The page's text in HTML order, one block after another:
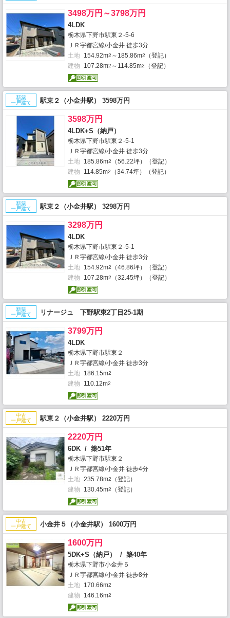
3498万円～3798万円
4LDK
栃木県下野市駅東２-5-6
ＪＲ宇都宮線/小金井 徒歩3分
土地 154.92m2 ～185.86m2
（登記）
建物
107.28m2 ～114.85m2 （登記）
新築
一戸建て
駅東２（小金井駅） 3598万円
3598万円
4LDK+S（納戸）
栃木県下野市駅東２-5-1
ＪＲ宇都宮線/小金井 徒歩3分
土地 185.86m2
（56.22坪）（登記）
建物
114.85m2 （34.74坪）（登記）
新築
一戸建て
駅東２（小金井駅） 3298万円
3298万円
4LDK
栃木県下野市駅東２-5-1
ＪＲ宇都宮線/小金井 徒歩3分
土地 154.92m2
（46.86坪）（登記）
建物
107.28m2 （32.45坪）（登記）
新築
一戸建て
リナージュ 下野駅東2丁目25-1期
3799万円
4LDK
栃木県下野市駅東２
ＪＲ宇都宮線/小金井 徒歩3分
土地 186.15m2
建物 110.12m2
中古
一戸建て
駅東２（小金井駅） 2220万円
2220万円
6DK / 築51年
栃木県下野市駅東２
ＪＲ宇都宮線/小金井 徒歩4分
土地 235.78m2
（登記）
建物
130.45m2 （登記）
中古
一戸建て
小金井５（小金井駅） 1600万円
1600万円
5DK+S（納戸） / 築40年
栃木県下野市小金井５
ＪＲ宇都宮線/小金井 徒歩8分
土地 170.66m2
建物 146.16m2